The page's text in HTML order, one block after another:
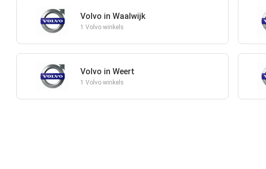
Volvo in Waalwijk
1 Volvo winkels
Volvo in Weert
1 Volvo winkels